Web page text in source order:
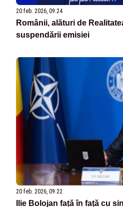
20 feb. 2026, 09:24
Românii, alături de
suspendării emisiei
20 feb. 2026, 09:22
Ilie Bolojan față în față cu